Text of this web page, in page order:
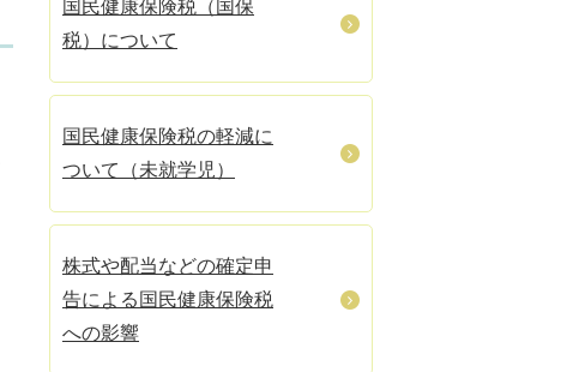
国民健康保険税（国保
税）について
国民健康保険税の軽減に
ついて（未就学児）
株式や配当などの確定申
告による国民健康保険税
への影響